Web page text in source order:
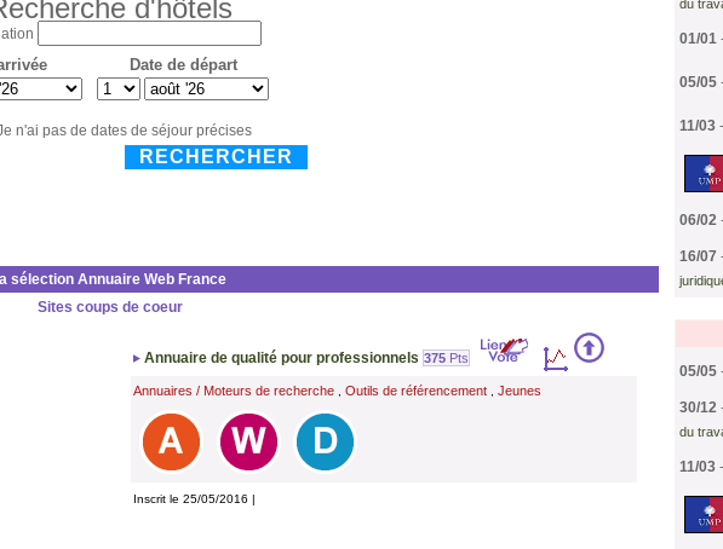
d'hôtels
Date de départ
n'ai pas de dates de séjour précises
RECHERCHER
la sélection Annuaire Web France
Sites coups de coeur
Annuaire de qualité pour professionnels 375Pts
Annuaires / Moteurs de recherche, Outils de référencement, Jeunes
Inscrit le 25/05/2016 |
du
01/01
05/05
11/03 -
06/02
16/07
05/05
30/12
du
11/03 -